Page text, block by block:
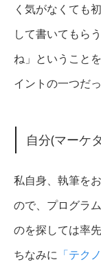
く気がなくても
して書いてもら
ね」ということ
イントの一つだ
自分(マーケ
私自身、執筆を
ので、プログラ
のを探しては率
ちなみに 「テク